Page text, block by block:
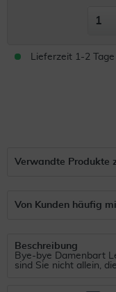
Lieferzeit 1-2 Tage
Verwandte Produkte
Von Kunden häufig
Beschreibung
Bye-bye Damenbart
sind Sie nicht allein,